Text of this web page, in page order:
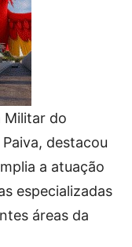
Militar do
destacou
a atuação
especializadas
áreas da